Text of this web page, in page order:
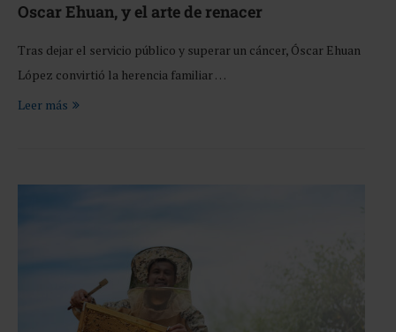
Oscar Ehuan, y el arte de renacer
Tras dejar el servicio público y superar un cáncer, Óscar Ehuan
López convirtió la herencia familiar …
Leer más